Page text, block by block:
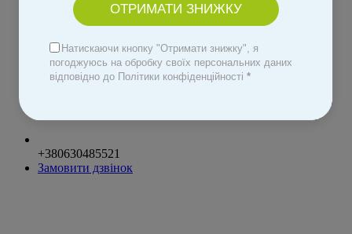
+380630485521
+380630485521
Замовити дзвінок
ОТРИМАТИ ЗНИЖКУ
Натискаючи кнопку "Отримати знижку", я
погоджуюсь на обробку своїх персональних даних
відповідно до Політики конфіденційності *